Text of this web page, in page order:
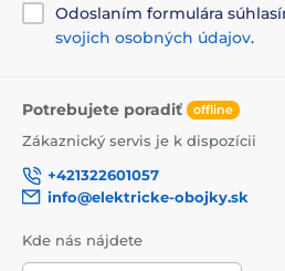
Odoslaním formulára
svojich osobných údajov.
Potrebujete poradiť offline
Zákaznický servis je k dispozícii
+421322601057
info@elektricke-obojky.sk
Kde nás nájdete